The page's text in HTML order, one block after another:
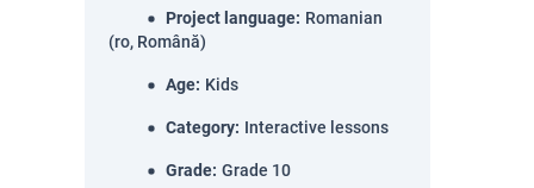
Project language: Romanian
(ro, Română)
Age: Kids
Category: Interactive lessons
Grade: Grade 10